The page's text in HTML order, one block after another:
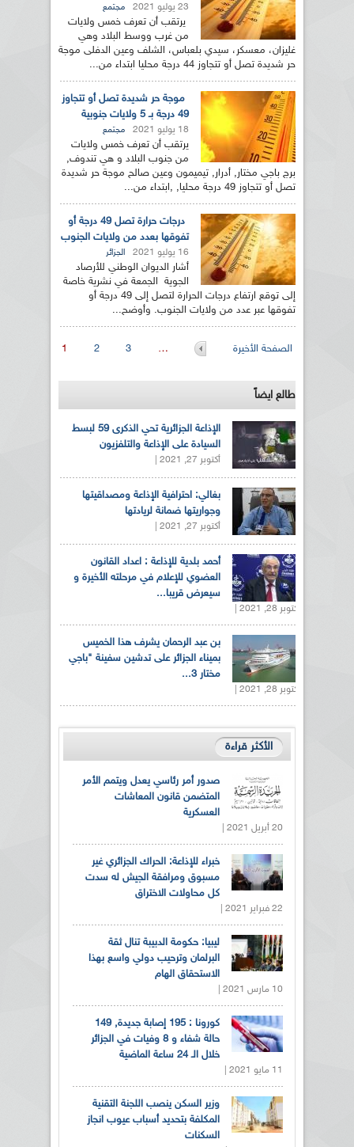
23 يوليو 2021 مجتمع
يرتقب أن تعرف خمس ولايات
من غرب ووسط البلاد وهي
غليزان، معسكر، سيدي بلعباس، الشلف وعين الدفلى موجة
حر شديدة تصل أو تتجاوز 44 درجة محليا ابتداء من...
موجة حر شديدة تصل أو تتجاوز
49 درجة بـ 5 ولايات جنوبية
18 يوليو 2021 مجتمع
يرتقب أن تعرف خمس ولايات
من جنوب البلاد و هي تندوف,
برج باجي مختار, أدرار, تيميمون وعين صالح موجة حر شديدة
تصل أو تتجاوز 49 درجة محليا, ,ابتداء من...
درجات حرارة تصل 49 درجة أو
تفوقها بعدد من ولايات الجنوب
16 يوليو 2021 الجزائر
أشار الديوان الوطني للأرصاد
الجوية الجمعة في نشرية خاصة
إلى توقع ارتفاع درجات الحرارة لتصل إلى 49 درجة أو
تفوقها عبر عدد من ولايات الجنوب. وأوضح...
الصفحات 1 2 3 … الصفحة الأخيرة
طالع ايضاً
الإذاعة الجزائرية تحي الذكرى 59 لبسط
السيادة على الإذاعة والتلفزيون
أكتوبر 27, 2021 |
بغالي: احترافية الإذاعة ومصداقيتها
وجواريتها ضمانة لريادتها
أكتوبر 27, 2021 |
أحمد بلدية للإذاعة : اعداد القانون
العضوي للإعلام في مرحلته الأخيرة و
سيعرض قريبا...
أكتوبر 28, 2021 |
بن عبد الرحمان يشرف هذا الخميس
بميناء الجزائر على تدشين سفينة "باجي
مختار 3...
أكتوبر 28, 2021 |
الأكثر قراءة
صدور أمر رئاسي يعدل ويتمم الأمر
المتضمن قانون المعاشات
العسكرية
20 أبريل 2021 |
خبراء للإذاعة: الحراك الجزائري غير
مسبوق ومرافقة الجيش له سدت
كل محاولات الاختراق
22 فبراير 2021 |
ليبيا: حكومة الدبيبة تنال ثقة
البرلمان وترحيب دولي واسع بهذا
الاستحقاق الهام
10 مارس 2021 |
كورونا : 195 إصابة جديدة, 149
حالة شفاء و 8 وفيات في الجزائر
خلال الـ 24 ساعة الماضية
11 مايو 2021 |
وزير السكن ينصب اللجنة التقنية
المكلفة بتحديد أسباب عيوب انجاز
السكنات